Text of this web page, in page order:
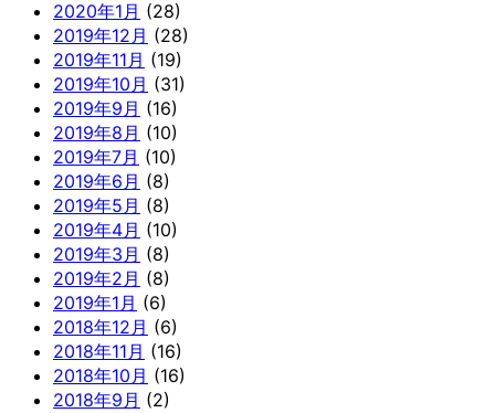
2020年1月 (28)
2019年12月 (28)
2019年11月 (19)
2019年10月 (31)
2019年9月 (16)
2019年8月 (10)
2019年7月 (10)
2019年6月 (8)
2019年5月 (8)
2019年4月 (10)
2019年3月 (8)
2019年2月 (8)
2019年1月 (6)
2018年12月 (6)
2018年11月 (16)
2018年10月 (16)
2018年9月 (2)